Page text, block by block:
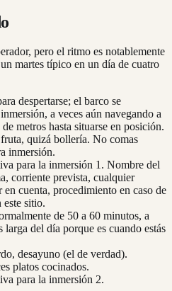
pero el ritmo es notablemente
martes típico en un día de cuatro
despertarse; el barco se
a veces aún navegando a
metros hasta situarse en posición.
quizá bollería. No comas
inmersión.
para la inmersión 1. Nombre del
corriente prevista, cualquier
en cuenta, procedimiento en caso de
este sitio.
de 50 a 60 minutos, a
del día porque es cuando estás
desayuno (el de verdad).
platos cocinados.
para la inmersión 2.